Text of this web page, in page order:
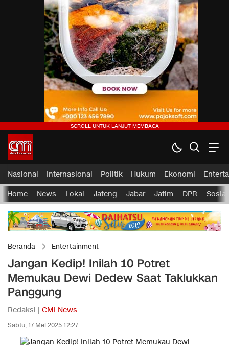
Nasional Internasional Politik Hukum Ekonomi
Home News Lokal Jateng Jabar Jatim DPR Sosial
Beranda Entertainment
Jangan Kedip! Inilah 10 Potret
Memukau Dewi Dedew Saat Taklukkan
Panggung
Redaksi | CMI News
Sabtu, 17 Mei 2025 12:27